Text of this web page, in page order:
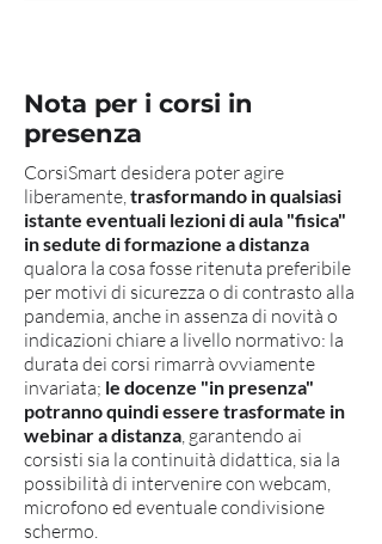
Nota per i corsi in
presenza
CorsiSmart desidera poter agire
liberamente,trasformando in qualsiasi
istante eventuali lezioni di aula "fisica"
in sedute di formazione a distanza
qualora la cosa fosse ritenuta preferibile
per motivi di sicurezza o di contrasto alla
pandemia, anche in assenza di novità o
indicazioni chiare a livello normativo: la
durata dei corsi rimarrà ovviamente
invariata; le docenze "in presenza"
potranno quindi essere trasformate in
webinar a distanza, garantendo ai
corsisti sia la continuità didattica, sia la
possibilità di intervenire con webcam,
microfono ed eventuale condivisione
schermo.